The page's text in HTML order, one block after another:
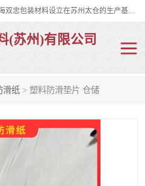
双忠包装材料（苏州）有限公司是上海双忠包装材料设立在苏州太仓的生产基地，占地约2万平米，产品主要有打孔缠绕膜，拉伸蜂窝纸，集装箱充气袋，滑托板，打包带，裹包网兜，防滑纸等箱体和托盘的运输和保护性包材。固永包材®，GooYon Pack®，是我们保护性包装材料的专属品牌。
(苏州)有限公司
滑纸 > 塑料防滑垫片 仓储
纤维打包带